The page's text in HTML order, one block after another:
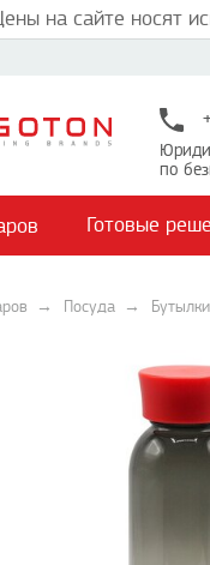
на сайте носят
по
Готовые
Посуда